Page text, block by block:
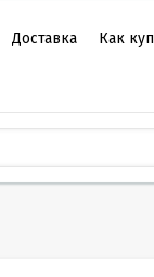
Доставка Как